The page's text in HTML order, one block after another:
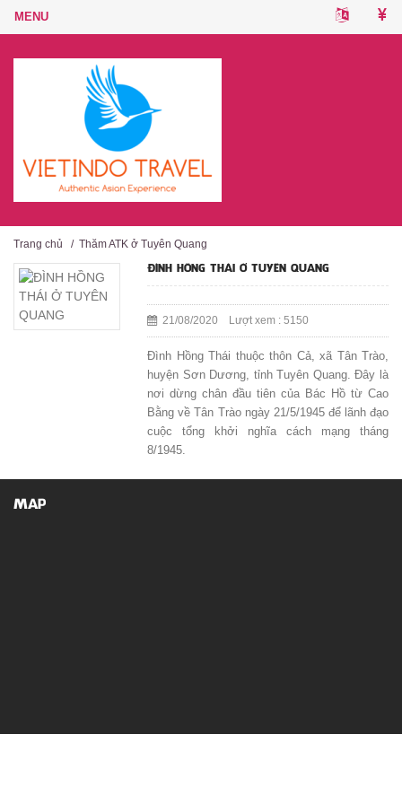
Trang chủ / Thăm ATK ở Tuyên Quang
ĐÌNH HỒNG THÁI Ở TUYÊN QUANG
21/08/2020 Lượt xem : 5150
Đình Hồng Thái thuộc thôn Cả, xã Tân Trào,
huyện Sơn Dương, tỉnh Tuyên Quang. Đây là
nơi dừng chân đầu tiên của Bác Hồ từ Cao
Bằng về Tân Trào ngày 21/5/1945 để lãnh đạo
cuộc tổng khởi nghĩa cách mạng tháng
8/1945.
MAP